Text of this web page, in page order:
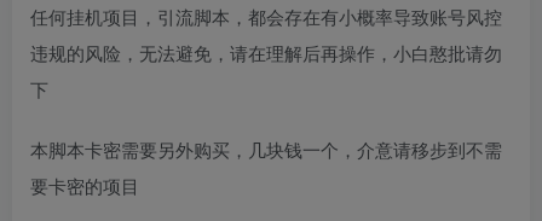
任何挂机项目，引流脚本，都会存在有小概率导致账号风控
违规的风险，无法避免，请在理解后再操作，小白憨批请勿
下
本脚本卡密需要另外购买，几块钱一个，介意请移步到不需
要卡密的项目